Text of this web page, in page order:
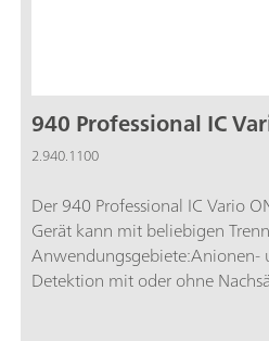
940 Professional IC
2.940.1100
Der 940 Professional IC Vario
Gerät kann mit beliebigen
Anwendungsgebiete:Anionen-
Detektion mit oder ohne